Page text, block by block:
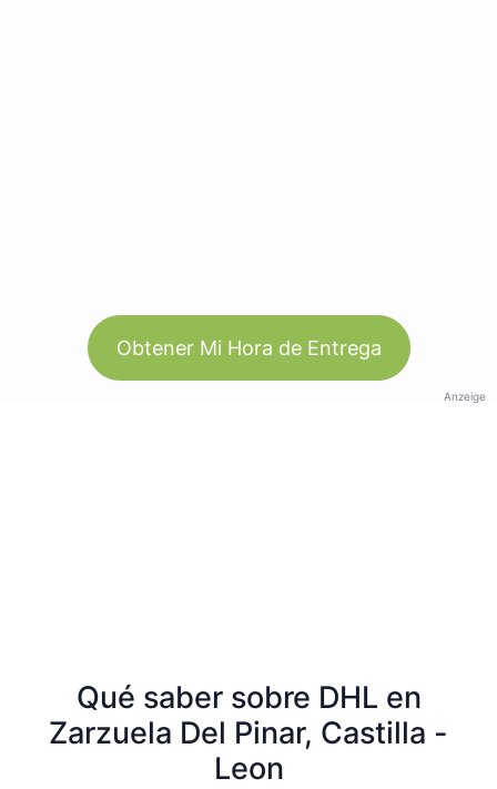
Obtener Mi Hora de Entrega
Anzeige
Qué saber sobre DHL en
Zarzuela Del Pinar, Castilla -
Leon